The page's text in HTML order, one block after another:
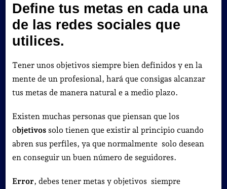
Define tus metas en cada una
de las redes sociales que
utilices.
Tener unos objetivos siempre bien definidos y en la
mente de un profesional, hará que consigas alcanzar
tus metas de manera natural e a medio plazo.
Existen muchas personas que piensan que los
objetivossolo tienen que existir al principio cuando
abren sus perfiles, ya que normalmente solo desean
en conseguir un buen número de seguidores.
Error, debes tener metas y objetivos siempre